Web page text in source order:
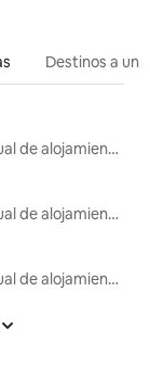
Destinos a un
Renta mensual de alojamientos
Renta mensual de alojamientos
Renta mensual de alojamientos